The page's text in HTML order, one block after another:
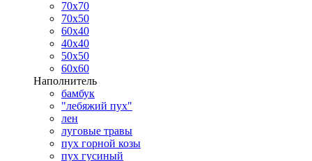
70х70
70х50
60х40
40х40
50х50
60х60
Наполнитель
бамбук
"лебяжий пух"
лен
луговые травы
пух горной козы
пух гусиный